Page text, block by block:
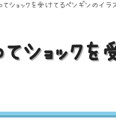
てショックを受けてるペンギンのイラ
ショック